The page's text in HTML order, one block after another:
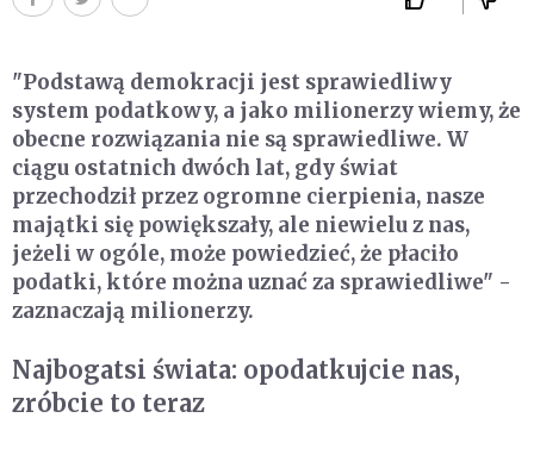
"Podstawą demokracji jest sprawiedliwy
system podatkowy, a jako milionerzy wiemy, że
obecne rozwiązania nie są sprawiedliwe. W
ciągu ostatnich dwóch lat, gdy świat
przechodził przez ogromne cierpienia, nasze
majątki się powiększały, ale niewielu z nas,
jeżeli w ogóle, może powiedzieć, że płaciło
podatki, które można uznać za sprawiedliwe" -
zaznaczają milionerzy.
Najbogatsi świata: opodatkujcie nas,
zróbcie to teraz